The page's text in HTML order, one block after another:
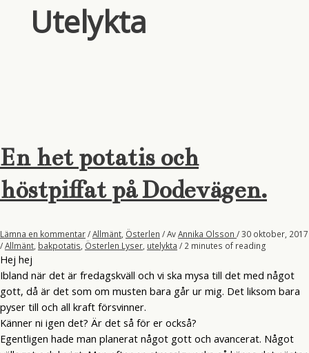
Utelykta
En het potatis och
höstpiffat på Dodevägen.
Lämna en kommentar/Allmänt Österlen / AvAnnika Olsson /30 oktober, 2017
/Allmänt bakpotatis Österlen Lyser utelykta / 2 minutes of reading
Hej hej
Ibland när det är fredagskväll och vi ska mysa till det med något
gott, då är det som om musten bara går ur mig. Det liksom bara
pyser till och all kraft försvinner.
Känner ni igen det? Är det så för er också?
Egentligen hade man planerat något gott och avancerat. Något